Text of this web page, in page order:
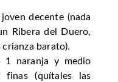
decente (nada
Ribera del Duero,
barato).
1 naranja y medio
finas (quítales las